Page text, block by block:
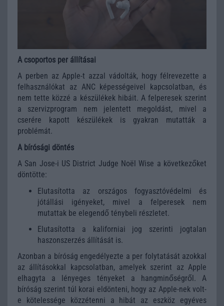
A csoportos per állításai
A perben az Apple-t azzal vádolták, hogy félrevezette a
felhasználókat az ANC képességeivel kapcsolatban, és
nem tette közzé a készülékek hibáit. A felperesek szerint
a szervizprogram nem jelentett megoldást, mivel a
cserére kapott készülékek is gyakran mutatták a
problémát.
A bírósági döntés
A San Jose-i US District Judge Noël Wise a következőket
döntötte:
Elutasította az országos fogyasztóvédelmi és
jótállási igényeket, mivel a felperesek nem
mutattak be elegendő ténybeli részletet.
Elutasította a kaliforniai jog szerinti jogtalan
haszonszerzés állítását is.
Azonban a bíróság engedélyezte a per folytatását azokkal
az állításokkal kapcsolatban, amelyek szerint az Apple
elhagyta a lényeges tényeket a hangminőségről. A
bíróság szerint túl korai eldönteni, hogy az Apple-nek volt-
e kötelessége közzétenni a hibát az eszköz egyéves